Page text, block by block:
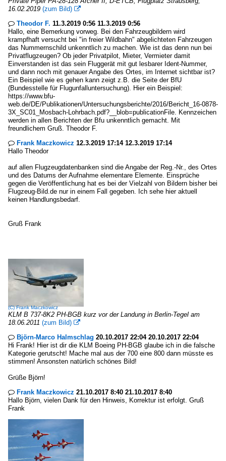
16.02.2019 (zum Bild) 
 Theodor F. 11.3.2019 0:56 11.3.2019 0:56
Hallo, eine Bemerkung vorweg. Bei den Fahrzeugbildern wird
krampfhaft versucht bei "in freier Wildbahn" abgelichteten Fahrzeugen
das Nummernschild unkenntlich zu machen. Wie ist das denn nun bei
Privatflugzeugen? Ob jeder Privatpilot, Mieter, Vermieter damit
Einverstanden ist das sein Fluggerät mit gut lesbarer Ident-Nummer,
und dann noch mit genauer Angabe des Ortes, im Internet sichtbar ist?
Ein Beispiel wie es gehen kann zeigt z.B. die Seite der BfU
(Bundesstelle für Flugunfalluntersuchung). Hier ein Beispiel:
https://www.bfu-
web.de/DE/Publikationen/Untersuchungsberichte/2016/Bericht_16-0878-
3X_SC01_Mosbach-Lohrbach.pdf?__blob=publicationFile. Kennzeichen
werden in allen Berichten der Bfu unkenntlich gemacht. Mit
freundlichem Gruß. Theodor F.
 Frank Maczkowicz 12.3.2019 17:14 12.3.2019 17:14
Hallo Theodor
auf allen Flugzeugdatenbanken sind die Angabe der Reg.-Nr., des Ortes
und des Datums der Aufnahme elementare Elemente. Einsprüche
gegen die Veröffentlichung hat es bei der Vielzahl von Bildern bisher bei
Flugzeug-Bild.de nur in einem Fall gegeben. Ich sehe hier aktuell
keinen Handlungsbedarf.
Gruß Frank
(C)Frank Maczkowicz
KLM B 737-8K2 PH-BGB kurz vor der Landung in Berlin-Tegel am
18.06.2011 (zum Bild) 
 Björn-Marco Halmschlag 20.10.2017 22:04 20.10.2017 22:04
Hi Frank! Hier ist dir die KLM Boeing PH-BGB glaube ich in die falsche
Kategorie gerutscht! Mache mal aus der 700 eine 800 dann müsste es
stimmen! Ansonsten natürlich schönes Bild!
Grüße Björn!
 Frank Maczkowicz 21.10.2017 8:40 21.10.2017 8:40
Hallo Björn, vielen Dank für den Hinweis, Korrektur ist erfolgt. Gruß
Frank